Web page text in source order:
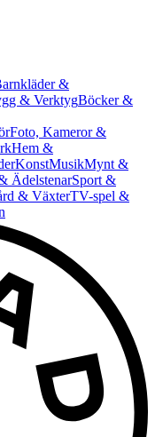
&
& VerktygBöcker &
Foto, Kameror &
Hem &
KonstMusikMynt &
ÄdelstenarSport &
& VäxterTV-spel &